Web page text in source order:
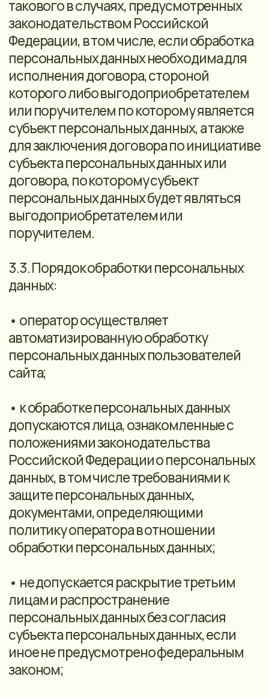
УНИЧТОЖЕНИЯ ПЕРСОНАЛЬНЫХ
ДАННЫХ ПРИ ДОСТИЖЕНИИ ЦЕЛЕЙ
ИЛИ ПРИ НАСТУПЛЕНИИ ИНЫХ
ЗАКОННЫХ ОСНОВАНИЙ
4.1. Пользователи (посетители) Сайта.
Цель обработки персональных данных:
обработка и оформление заявок,
информирование об услугах Оператора,
направление информационных
сообщений, направление рекламной
рассылки, предоставление доступа к
сервисам сайта, в том числе:
направление сообщений в мессенджеры
Макс, Telegram, осуществление звонков
с использованием сервисов сайта.
Категория обрабатываемых
персональных данных: персональные
данные.
Перечень обрабатываемых
телефона, имя пользователя в
мессенджере, адрес электронной почты,
сведения, собираемые посредством
Сроки обработки и хранения
персональных данных: до отзыва
согласия на обработку персональных
данных; до достижения целей обработки
персональных данных либо утраты цели
обработки персональных данных, если
законом.
Способ обработки: автоматизированная
обработка персональных данных.
Порядок уничтожения: по окончании
сроков обработки персональных данных
или в случае отзыва согласия на
обработку персональных данных
ответственным лицом оператора
уничтожаются персональные данные
субъекта персональных данных.
Уничтожение персональных данных на
электронных носителях производится
путем механического нарушения
позволяющего произвести считывание
или восстановление персональных
данных, или удалением с электронных
носителей методами и средствами
гарантированного удаления остаточной
информации. Факт уничтожения ПД
подтверждается документально актом
об уничтожении носителей.